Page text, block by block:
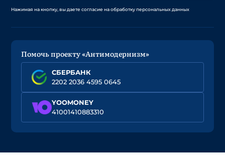
Нажимая на кнопку, вы даете согласие на обработку персональных данных
Помочь проекту «Антимодернизм»
СБЕРБАНК
2202 2036 4595 0645
YOOMONEY
41001410883310